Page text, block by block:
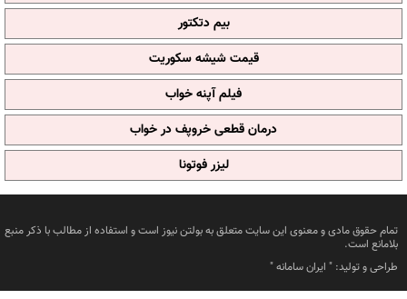
بیم دتکتور
قیمت شیشه سکوریت
فیلم آپنه خواب
درمان قطعی خروپف در خواب
لیزر فوتونا
تمام حقوق مادی و معنوی این سایت متعلق به بولتن نیوز است و استفاده از مطالب با ذکر منبع
بلامانع است.
طراحی و تولید: " ایران سامانه"